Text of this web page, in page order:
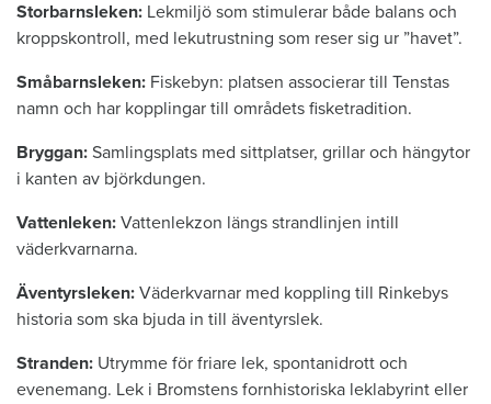
Storbarnsleken: Lekmiljö som stimulerar både balans och
kroppskontroll, med lekutrustning som reser sig ur ”havet”.
Småbarnsleken: Fiskebyn: platsen associerar till Tenstas
namn och har kopplingar till områdets fisketradition.
Bryggan: Samlingsplats med sittplatser, grillar och hängytor
i kanten av björkdungen.
Vattenleken: Vattenlekzon längs strandlinjen intill
väderkvarnarna.
Äventyrsleken: Väderkvarnar med koppling till Rinkebys
historia som ska bjuda in till äventyrslek.
Stranden: Utrymme för friare lek, spontanidrott och
evenemang. Lek i Bromstens fornhistoriska leklabyrint eller